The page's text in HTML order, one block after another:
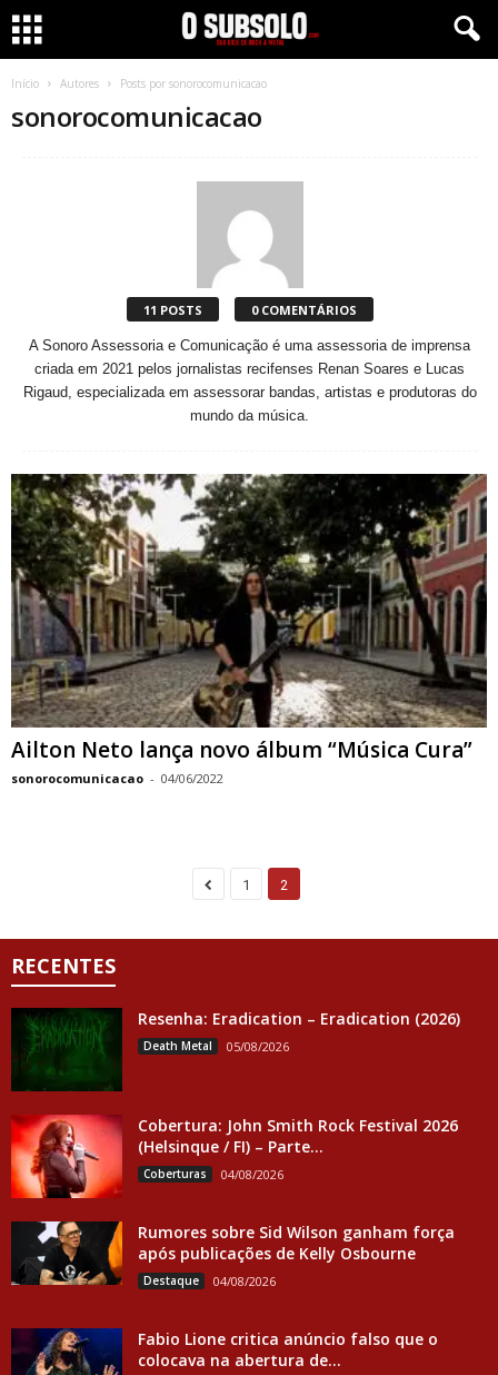
Início Autores Posts por sonorocomunicacao
sonorocomunicacao
11 POSTS 0 COMENTÁRIOS
A Sonoro Assessoria e Comunicação é uma assessoria de imprensa
criada em 2021 pelos jornalistas recifenses Renan Soares e Lucas
Rigaud, especializada em assessorar bandas, artistas e produtoras do
mundo da música.
Ailton Neto lança novo álbum “Música Cura”
sonorocomunicacao - 04/06/2022
1 2
RECENTES
Resenha: Eradication – Eradication (2026)
Death Metal 05/08/2026
Cobertura: John Smith Rock Festival 2026
(Helsinque / FI) – Parte...
Coberturas 04/08/2026
Rumores sobre Sid Wilson ganham força
após publicações de Kelly Osbourne
Destaque 04/08/2026
Fabio Lione critica anúncio falso que o
colocava na abertura de...